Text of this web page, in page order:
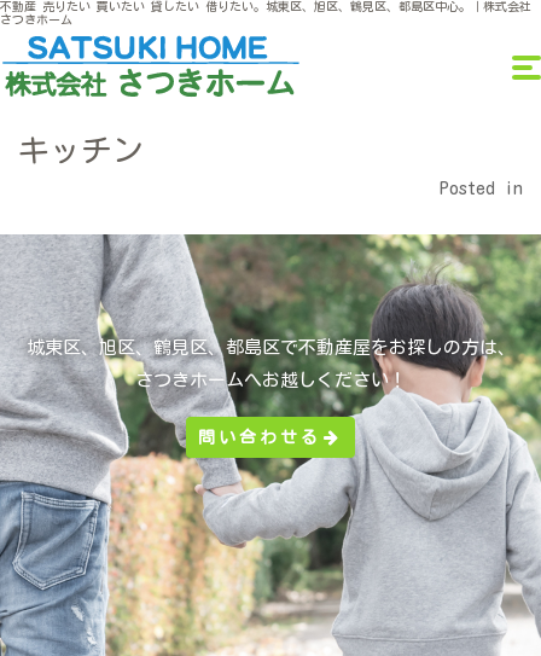
不動産 売りたい 買いたい 貸したい 借りたい。城東区、旭区、鶴見区、都島区中心。｜株式会社
さつきホーム
キッチン
Posted in
城東区、旭区、鶴見区、都島区で不動産屋をお探しの方は、
さつきホームへお越しください！
問い合わせる